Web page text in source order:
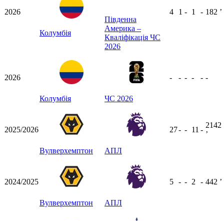
2026
Колумбія
Південна
Америка –
Кваліфікація ЧС
2026
4 1 - 1 - 182 ʼ
2026
Колумбія ЧС 2026
- - - - - -
2025/2026
Вулверхемптон АПЛ
27- - 11 -
2142
ʼ
2024/2025
Вулверхемптон АПЛ
5 - - 2 - 442 ʼ